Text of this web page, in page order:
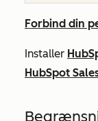
Forbind din
Installer
HubSpot